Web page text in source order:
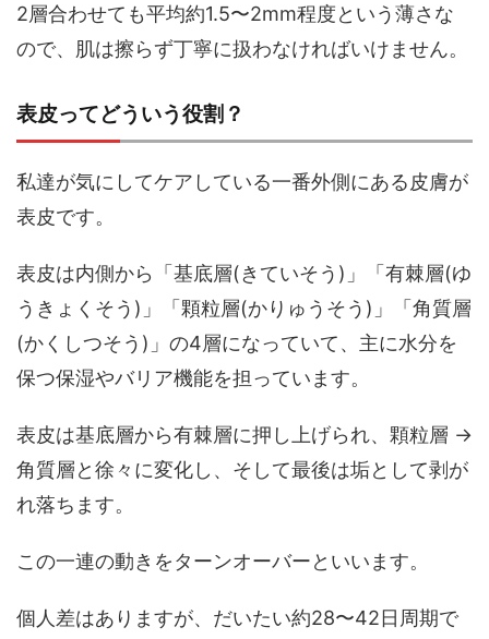
2層合わせても平均約1.5〜2mm程度という薄さな
ので、肌は擦らず丁寧に扱わなければいけません。
表皮ってどういう役割？
私達が気にしてケアしている一番外側にある皮膚が
表皮です。
表皮は内側から「基底層(きていそう)」「有棘層(ゆ
うきょくそう)」「顆粒層(かりゅうそう)」「角質層
(かくしつそう)」の4層になっていて、主に水分を
保つ保湿やバリア機能を担っています。
表皮は基底層から有棘層に押し上げられ、顆粒層 →
角質層と徐々に変化し、そして最後は垢として剥が
れ落ちます。
この一連の動きをターンオーバーといいます。
個人差はありますが、だいたい約28〜42日周期で